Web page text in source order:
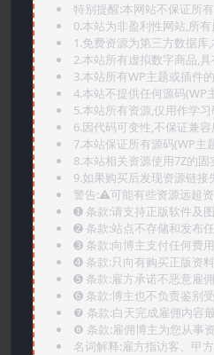
特别提醒:本网站不保证所
0.本站为非盈利性网站,所
1.免费资源为第三方数据
2.本站所有虚拟数字商品,
3.本站所有WP主题或插件
4.本站不提供任何源码
5.本站所有资源,仅用作学
6.因代码可变性,不保证兼
7.本站保证所有源码(WP主
8.本站相关资源使用7Z的
9.如果购买后发现资源链
警告:⚠️可能有些资源远超
➊️ 条款:请支持正版软件及
➋️ 条款:站点不存储和发布
➌️ 条款:向博主支付任何费
➍️ 条款:只向有购买正版资
➎ 条款:雇方承诺不恶意雇
➏️ 条款:博主也不负责鉴别
❼ 条款:白天完成雇佣内容
❽ 条款:雇佣博主为您从事
名词解释:雇方指访客、甲